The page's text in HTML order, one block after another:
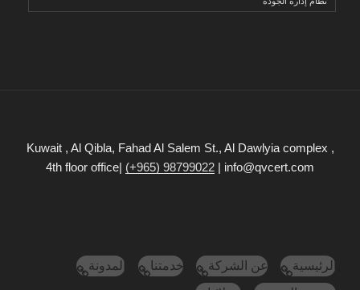
Kuwait , Al Qibla, Fahad Al Salem St., Al Dawlyia complex ,
4th floor office| (+965) 98799022 | info@qvcert.com
الرئيسية عن الشركة خدمتنا
المدونة